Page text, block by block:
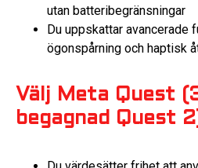
utan batteribegränsningar
Du uppskattar avancerade
ögonspårning och haptisk
Välj Meta Quest
begagnad Quest